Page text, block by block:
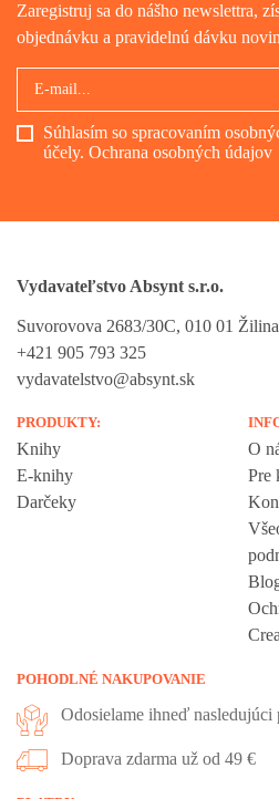
Zaregistruj sa do nášho newslettra,
objednávku a pravidelnú dávku
Súhlasím so spracovaním
účely. Ochrana osobných údajov
Vydavateľstvo Absynt s.r.o.
Suvorovova 2683/30C, 010 01 Žilina
+421 905 793 325
vydavatelstvo@absynt.sk
PRODUKTY:
Knihy
E-knihy
Darčeky
O
Pre
POHODLNÉ NAKUPOVANIE
Odosielame ihneď nasledujúci
Doprava zdarma už od 49 €